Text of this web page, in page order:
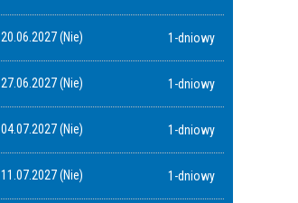
20.06.2027 (Nie) 1-dniowy
27.06.2027 (Nie) 1-dniowy
04.07.2027 (Nie) 1-dniowy
11.07.2027 (Nie) 1-dniowy